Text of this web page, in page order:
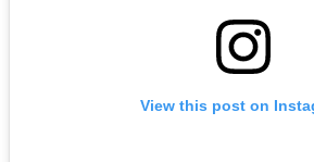
View this post on